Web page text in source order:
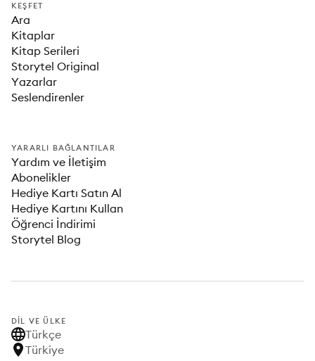
KEŞFET
Ara
Kitaplar
Kitap Serileri
Storytel Original
Yazarlar
Seslendirenler
YARARLI BAĞLANTILAR
Yardım ve İletişim
Abonelikler
Hediye Kartı Satın Al
Hediye Kartını Kullan
Öğrenci İndirimi
Storytel Blog
DIL VE ÜLKE
Türkçe
Türkiye